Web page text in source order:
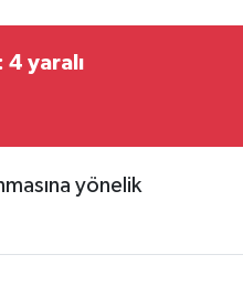
yaralı
yönelik